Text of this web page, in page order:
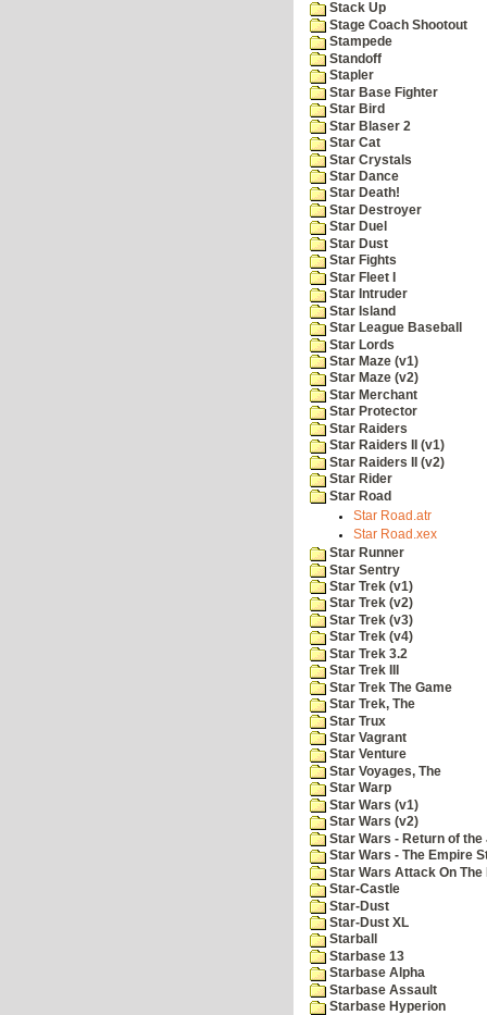
Stack Up
Stage Coach Shootout
Stampede
Standoff
Stapler
Star Base Fighter
Star Bird
Star Blaser 2
Star Cat
Star Crystals
Star Dance
Star Death!
Star Destroyer
Star Duel
Star Dust
Star Fights
Star Fleet I
Star Intruder
Star Island
Star League Baseball
Star Lords
Star Maze (v1)
Star Maze (v2)
Star Merchant
Star Protector
Star Raiders
Star Raiders II (v1)
Star Raiders II (v2)
Star Rider
Star Road
Star Road.atr
Star Road.xex
Star Runner
Star Sentry
Star Trek (v1)
Star Trek (v2)
Star Trek (v3)
Star Trek (v4)
Star Trek 3.2
Star Trek III
Star Trek The Game
Star Trek, The
Star Trux
Star Vagrant
Star Venture
Star Voyages, The
Star Warp
Star Wars (v1)
Star Wars (v2)
Star Wars - Return of
Star Wars - The Empire
Star Wars Attack On The
Star-Castle
Star-Dust
Star-Dust XL
Starball
Starbase 13
Starbase Alpha
Starbase Assault
Starbase Hyperion